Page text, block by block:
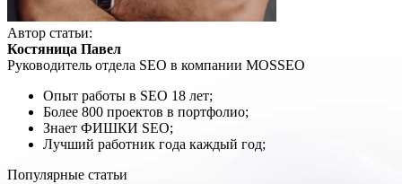
Автор статьи:
Костяница Павел
Руководитель отдела SEO в компании MOSSEO
Опыт работы в SEO 18 лет;
Более 800 проектов в портфолио;
Знает ФИШКИ SEO;
Лучший работник года каждый год;
Популярные статьи